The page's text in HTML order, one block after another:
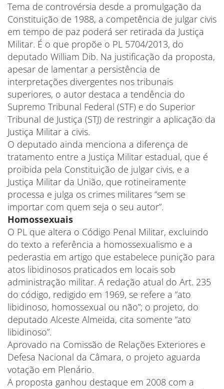
Tema de controvérsia desde a promulgação da
Constituição de 1988, a competência de julgar civis
em tempo de paz poderá ser retirada da Justiça
Militar. É o que propõe o PL 5704/2013, do
deputado William Dib. Na justificação da proposta,
apesar de lamentar a persistência de
interpretações divergentes nos tribunais
superiores, o autor destaca a tendência do
Supremo Tribunal Federal (STF) e do Superior
Tribunal de Justiça (STJ) de restringir a aplicação da
Justiça Militar a civis.
O deputado ainda menciona a diferença de
tratamento entre a Justiça Militar estadual, que é
proibida pela Constituição de julgar civis, e a
Justiça Militar da União, que rotineiramente
processa e julga os crimes militares “sem se
importar com quem seja o seu autor”.
Homossexuais
O PL que altera o Código Penal Militar, excluindo
do texto a referência a homossexualismo e a
pederastia em artigo que estabelece punição para
atos libidinosos praticados em locais sob
administração militar. A redação atual do Art. 235
do código, redigido em 1969, se refere a “ato
libidinoso, homossexual ou não”; o projeto, do
deputado Alceste Almeida, cita somente “ato
libidinoso”.
Aprovado na Comissão de Relações Exteriores e
Defesa Nacional da Câmara, o projeto aguarda
votação em Plenário.
A proposta ganhou destaque em 2008 com a